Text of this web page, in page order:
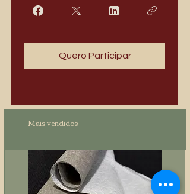
Quero Participar
Mais vendidos